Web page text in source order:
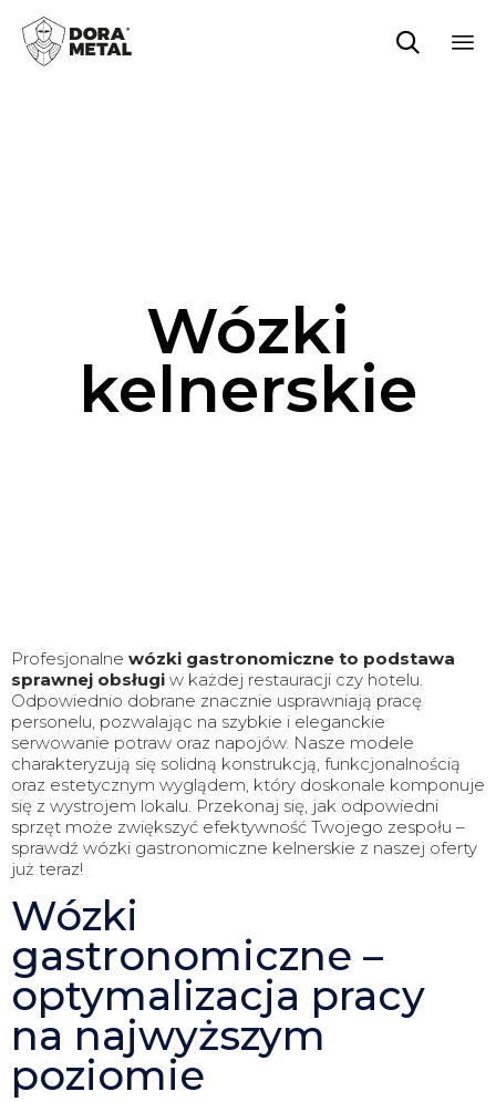

Wózki
kelnerskie
Profesjonalne wózki gastronomiczne to podstawa
sprawnej obsługi w każdej restauracji czy hotelu.
Odpowiednio dobrane znacznie usprawniają pracę
personelu, pozwalając na szybkie i eleganckie
serwowanie potraw oraz napojów. Nasze modele
charakteryzują się solidną konstrukcją, funkcjonalnością
oraz estetycznym wyglądem, który doskonale komponuje
się z wystrojem lokalu. Przekonaj się, jak odpowiedni
sprzęt może zwiększyć efektywność Twojego zespołu –
sprawdź wózki gastronomiczne kelnerskie z naszej oferty
już teraz!
Wózki
gastronomiczne –
optymalizacja pracy
na najwyższym
poziomie